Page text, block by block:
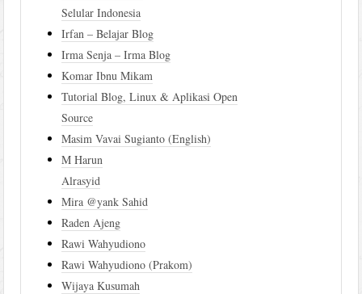
Selular Indonesia
Irfan – Belajar Blog
Irma Senja – Irma Blog
Komar Ibnu Mikam
Tutorial Blog, Linux & Aplikasi Open
Source
Masim Vavai Sugianto (English)
M Harun
Alrasyid
Mira @yank Sahid
Raden Ajeng
Rawi Wahyudiono
Rawi Wahyudiono (Prakom)
Wijaya Kusumah